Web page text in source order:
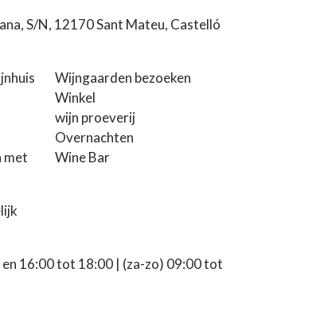
S/N, 12170 Sant Mateu, Castelló
Wijngaarden bezoeken
Winkel
wijn proeverij
Overnachten
met
Wine Bar
16:00 tot 18:00 | (za-zo) 09:00 tot